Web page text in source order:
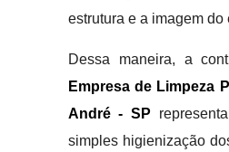
estrutura e a imagem do
Dessa maneira, a
Empresa de Limpeza
André - SP
simples higienização